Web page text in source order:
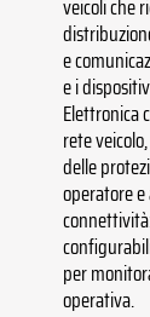
veicoli che
e
e i
Elettronica
rete
delle
operatore
per
operativa.